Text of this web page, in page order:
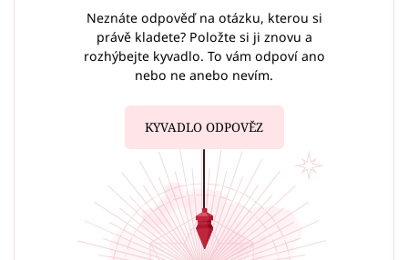
Neznáte odpověď na otázku, kterou si
právě kladete? Položte si ji znovu a
rozhýbejte kyvadlo. To vám odpoví ano
nebo ne anebo nevím.
KYVADLO ODPOVĚZ